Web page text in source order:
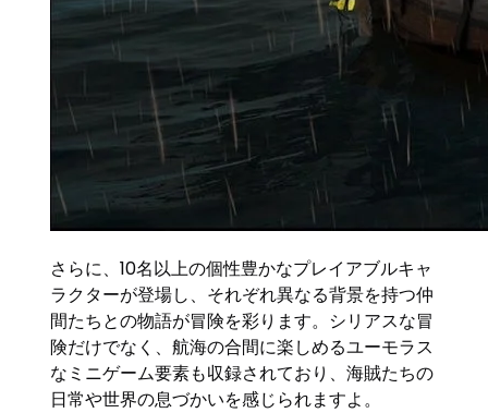
さらに、10名以上の個性豊かなプレイアブルキャ
ラクターが登場し、それぞれ異なる背景を持つ仲
間たちとの物語が冒険を彩ります。シリアスな冒
険だけでなく、航海の合間に楽しめるユーモラス
なミニゲーム要素も収録されており、海賊たちの
日常や世界の息づかいを感じられますよ。